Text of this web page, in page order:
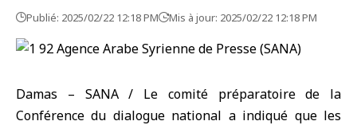
Publié: 2025/02/22 12:18 PM Mis à jour: 2025/02/22 12:18 PM
Damas – SANA / Le comité préparatoire de la
Conférence du dialogue national a indiqué que les